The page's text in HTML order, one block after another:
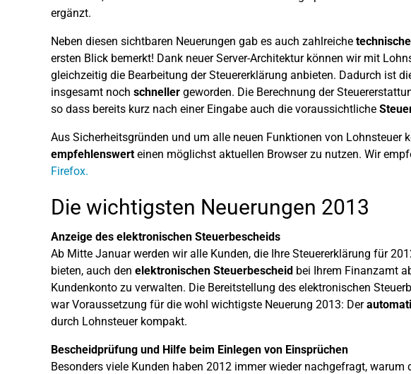
ergänzt.
Neben diesen sichtbaren Neuerungen gab es auch zahlreiche
ersten Blick bemerkt! Dank neuer Server-Architektur können wir mit
gleichzeitig die Bearbeitung der Steuererklärung anbieten. Dadurch ist
insgesamt noch schneller geworden. Die Berechnung der
so dass bereits kurz nach einer Eingabe auch die voraussichtliche
Aus Sicherheitsgründen und um alle neuen Funktionen von Lohnsteuer
empfehlenswerteinen möglichst aktuellen Browser zu nutzen. Wir
Firefox.
Die wichtigsten Neuerungen 2013
Anzeige des elektronischen Steuerbescheids
Ab Mitte Januar werden wir alle Kunden, die Ihre Steuererklärung für
bieten, auch den elektronischen Steuerbescheid bei Ihrem Finanzamt
Kundenkonto zu verwalten. Die Bereitstellung des elektronischen
war Voraussetzung für die wohl wichtigste Neuerung 2013: Der
durch Lohnsteuer kompakt.
Bescheidprüfung und Hilfe beim Einlegen von Einsprüchen
Besonders viele Kunden haben 2012 immer wieder nachgefragt, warum